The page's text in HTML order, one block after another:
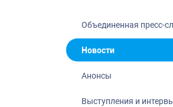
Объединенная пресс-
Новости
Анонсы
Выступления и